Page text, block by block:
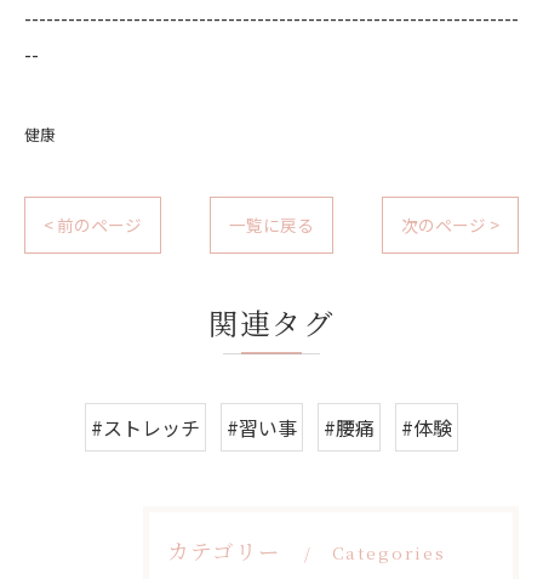
--------------------------------------------------------------------
--
健康
< 前のページ 一覧に戻る 次のページ >
関連タグ
#ストレッチ #習い事 #腰痛 #体験
カテゴリー Categories